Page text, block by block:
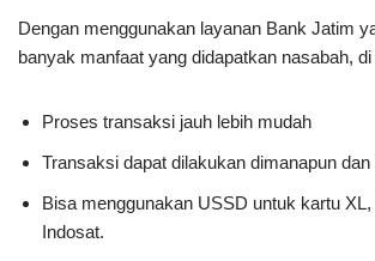
Dengan menggunakan layanan Bank Jatim
banyak manfaat yang didapatkan nasabah,
Proses transaksi jauh lebih mudah
Transaksi dapat dilakukan dimanapun
Bisa menggunakan USSD untuk kartu
Indosat.